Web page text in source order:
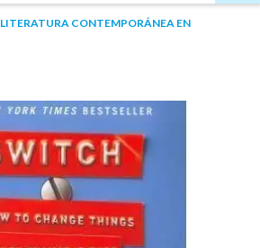
LITERATURA CONTEMPORÁNEA EN